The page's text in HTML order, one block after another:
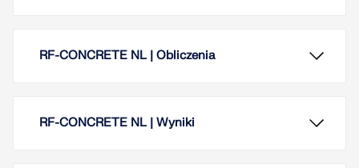
RF-CONCRETE NL | Obliczenia
RF-CONCRETE NL | Wyniki